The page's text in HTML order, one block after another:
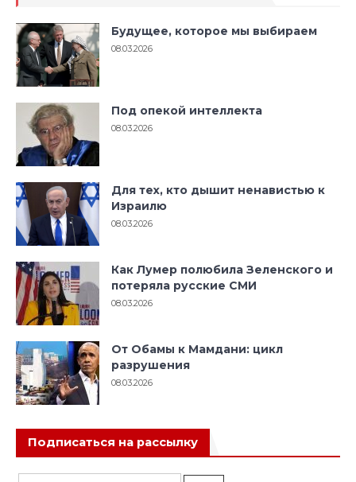
Будущее, которое мы выбираем
08.03.2026
Под опекой интеллекта
08.03.2026
Для тех, кто дышит ненавистью к
Израилю
08.03.2026
Как Лумер полюбила Зеленского и
потеряла русские СМИ
08.03.2026
От Обамы к Мамдани: цикл
разрушения
08.03.2026
Подписаться на рассылку